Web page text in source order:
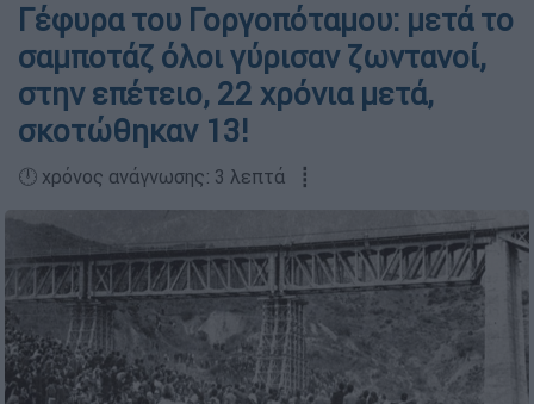
Γέφυρα του Γοργοπόταμου: μετά το
σαμποτάζ όλοι γύρισαν ζωντανοί,
στην επέτειο, 22 χρόνια μετά,
σκοτώθηκαν 13!
🕛 χρόνος ανάγνωσης: 3 λεπτά ┋